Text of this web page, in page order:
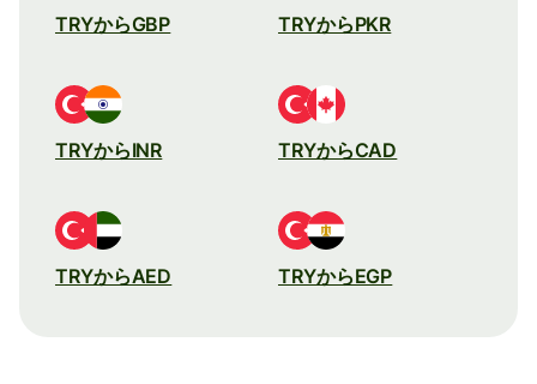
TRYからGBP TRYからPKR
TRYからINR TRYからCAD
TRYからAED TRYからEGP